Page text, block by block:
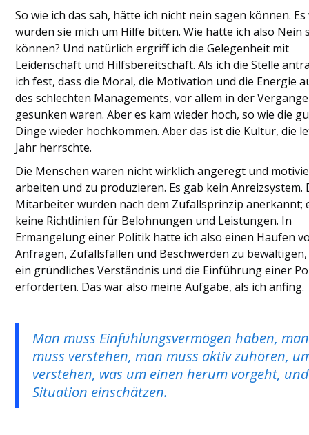
So wie ich das sah, hätte ich nicht nein sagen können. Es
würden sie mich um Hilfe bitten. Wie hätte ich also Nein
können? Und natürlich ergriff ich die Gelegenheit mit
Leidenschaft und Hilfsbereitschaft. Als ich die Stelle
ich fest, dass die Moral, die Motivation und die Energie
des schlechten Managements, vor allem in der
gesunken waren. Aber es kam wieder hoch, so wie die
Dinge wieder hochkommen. Aber das ist die Kultur, die
Jahr herrschte.
Die Menschen waren nicht wirklich angeregt und
arbeiten und zu produzieren. Es gab kein Anreizsystem.
Mitarbeiter wurden nach dem Zufallsprinzip anerkannt;
keine Richtlinien für Belohnungen und Leistungen. In
Ermangelung einer Politik hatte ich also einen Haufen
Anfragen, Zufallsfällen und Beschwerden zu
ein gründliches Verständnis und die Einführung einer
erforderten. Das war also meine Aufgabe, als ich anfing.
Man muss Einfühlungsvermögen haben, man
muss verstehen, man muss aktiv zuhören,
verstehen, was um einen herum vorgeht,
Situation einschätzen.